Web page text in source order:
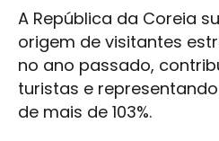
A República da Coreia
origem de visitantes
no ano passado,
turistas e
de mais de 103%.